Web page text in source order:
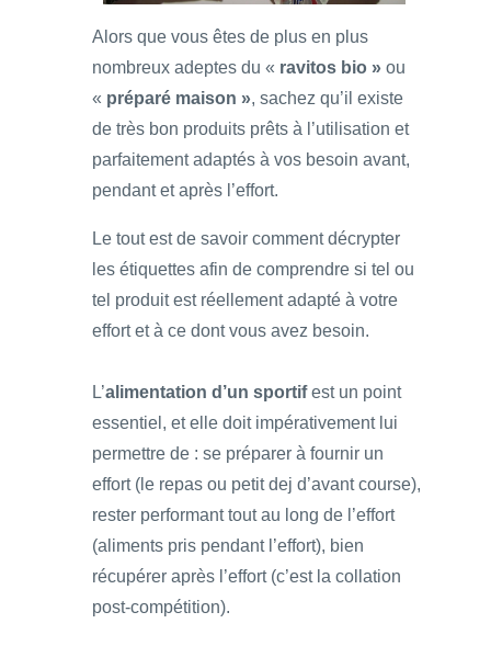
Alors que vous êtes de plus en plus
nombreux adeptes du « ravitos bio » ou
« préparé maison », sachez qu’il existe
de très bon produits prêts à l’utilisation et
parfaitement adaptés à vos besoin avant,
pendant et après l’effort.
Le tout est de savoir comment décrypter
les étiquettes afin de comprendre si tel ou
tel produit est réellement adapté à votre
effort et à ce dont vous avez besoin.
L’alimentation d’un sportifest un point
essentiel, et elle doit impérativement lui
permettre de : se préparer à fournir un
effort (le repas ou petit dej d’avant course),
rester performant tout au long de l’effort
(aliments pris pendant l’effort), bien
récupérer après l’effort (c’est la collation
post-compétition).